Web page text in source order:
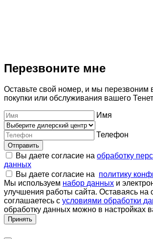
Перезвоните мне
Оставьте свой номер, и мы перезвоним
покупки или обслуживания вашего Тенет
Имя
Телефон
Отправить
Вы даете согласие на обработку
данных
Вы даете согласие на политику
Мы используем набор данных и
улучшения работы сайта. Оставаясь на
соглашаетесь с условиями обработки
обработку данных можно в настройках
Принять